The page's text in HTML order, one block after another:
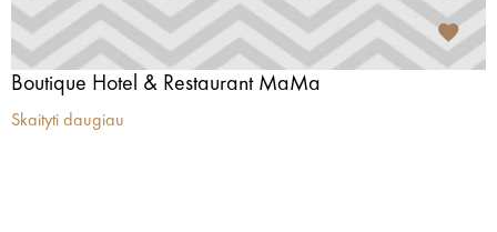
Boutique Hotel & Restaurant MaMa
Skaityti daugiau